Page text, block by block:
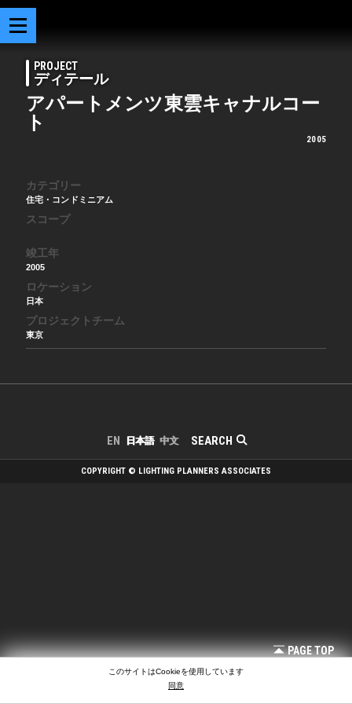
PROJECT
ディテール
アパートメンツ東雲キャナルコー
ト
2005
カテゴリー
住宅・コンドミニアム
スコープ
竣工年
2005
ロケーション
日本
プロジェクトチーム
東京
SEARCH
EN 日本語 中文
PAGE TOP
COPYRIGHT © LIGHTING PLANNERS ASSOCIATES
このサイトはCookieを使用しています
同意